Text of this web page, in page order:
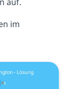
im